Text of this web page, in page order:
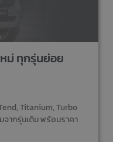
ม่ ทุกรุ่นย่อย
Titanium, Turbo
ากรุ่นเดิม พร้อมราคา